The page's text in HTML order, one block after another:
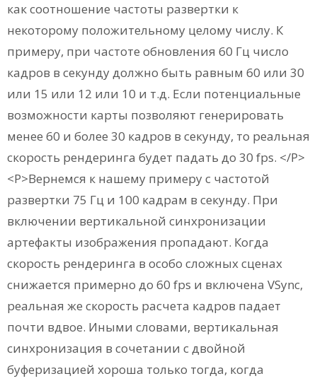
как соотношение частоты развертки к
некоторому положительному целому числу. К
примеру, при частоте обновления 60 Гц число
кадров в секунду должно быть равным 60 или 30
или 15 или 12 или 10 и т.д. Если потенциальные
возможности карты позволяют генерировать
менее 60 и более 30 кадров в секунду, то реальная
скорость рендеринга будет падать до 30 fps. </P>
<P>Вернемся к нашему примеру с частотой
развертки 75 Гц и 100 кадрам в секунду. При
включении вертикальной синхронизации
артефакты изображения пропадают. Когда
скорость рендеринга в особо сложных сценах
снижается примерно до 60 fps и включена VSync,
реальная же скорость расчета кадров падает
почти вдвое. Иными словами, вертикальная
синхронизация в сочетании с двойной
буферизацией хороша только тогда, когда